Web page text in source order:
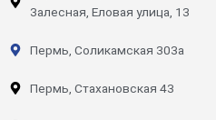
Залесная, Еловая улица, 13
Пермь, Соликамская 303а
Пермь, Стахановская 43